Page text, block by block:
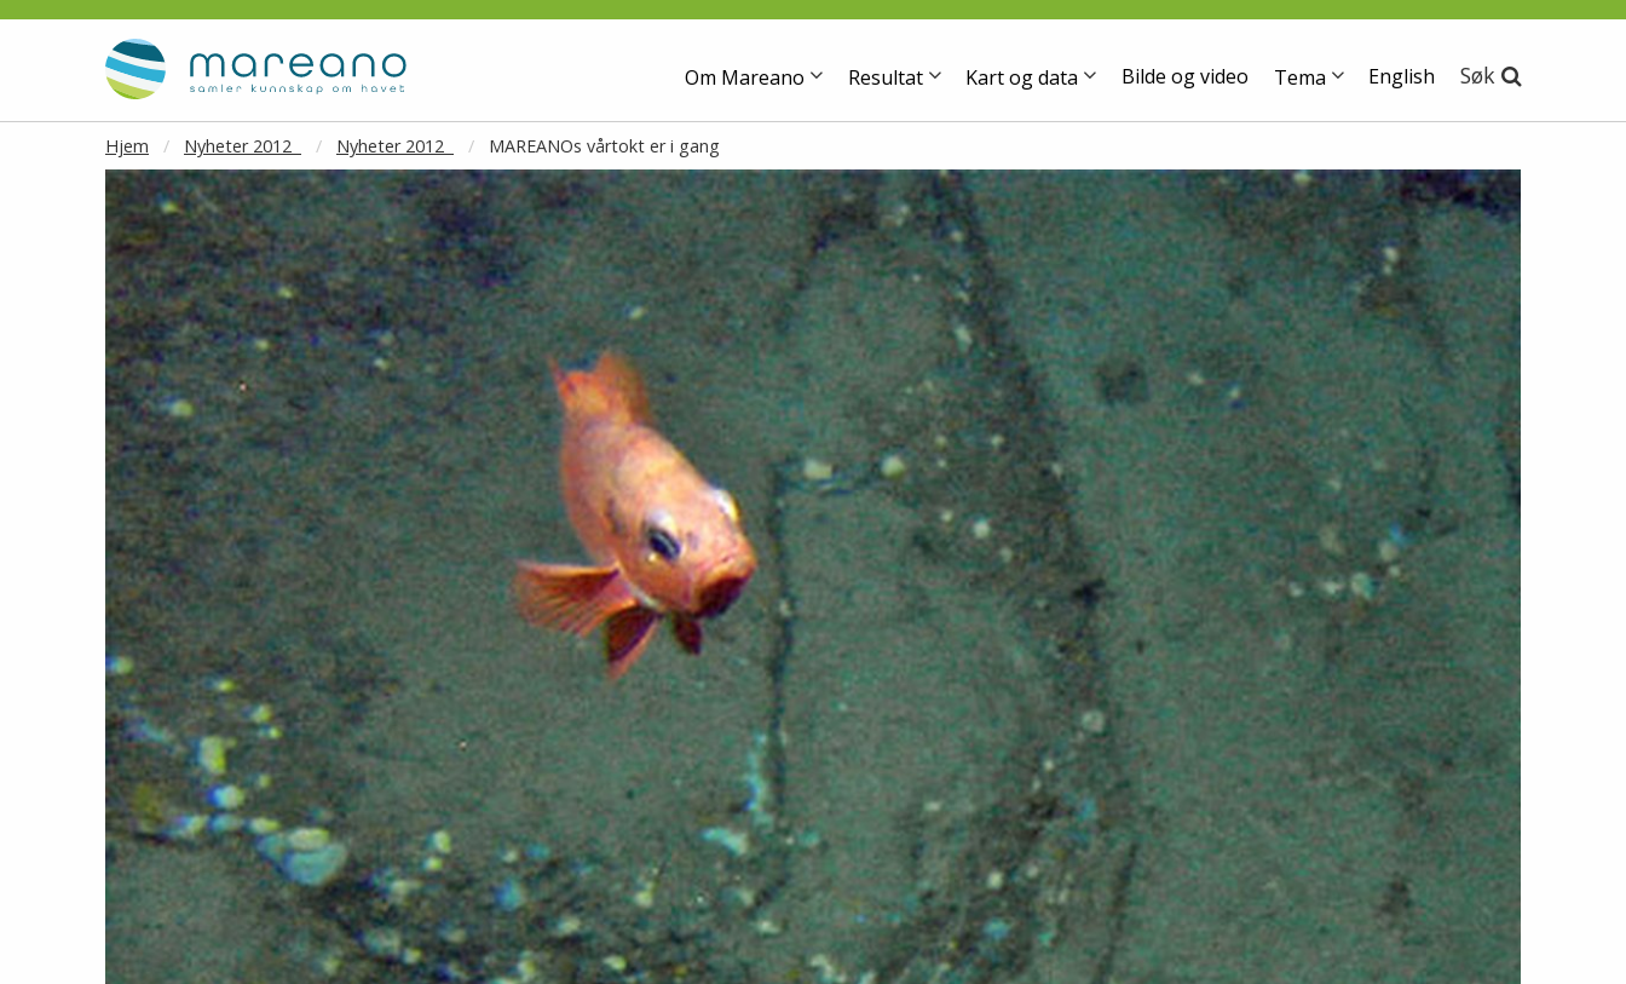
Gå til hovedinnhold
Om Mareano Resultat Kart og data Bilde og video Tema English Søk
Hjem Nyheter 2012 Nyheter 2012 MAREANOs vårtokt er i gang